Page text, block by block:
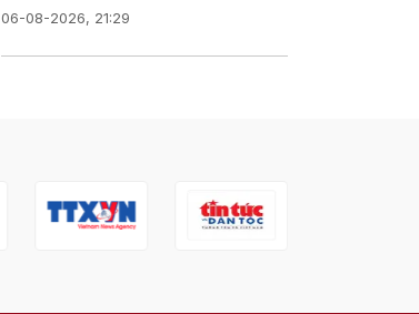
06-08-2026, 21:29